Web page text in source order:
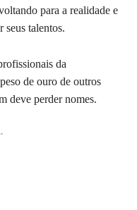
para a realidade e
seus talentos.
da
de ouro de outros
deve perder nomes.